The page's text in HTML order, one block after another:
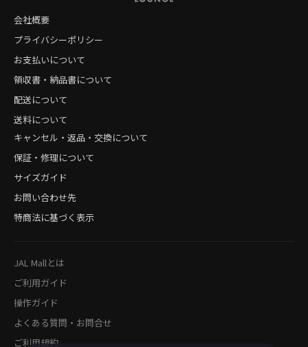
会社概要
プライバシーポリシー
お支払いについて
領収書・納品書について
配送について
送料について
キャンセル・返品・交換について
保証・修理について
サイズガイド
お問い合わせ先
特商法に基づく表示
JAL Mallとは
ご利用ガイド
操作ガイド
よくある質問・お問合せ
ご利用規約